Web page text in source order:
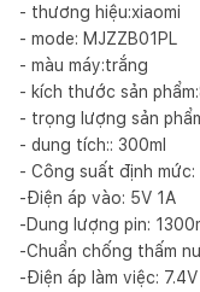
- thương hiệu:xiaomi
- mode: MJZZB01PL
- màu máy:trắng
- kích thước sản
- trọng lượng sản
- dung tích:: 300ml
- Công suất định mức:
-Điện áp vào: 5V 1A
-Dung lượng pin:
-Chuẩn chống thấm
-Điện áp làm việc: 7.4V